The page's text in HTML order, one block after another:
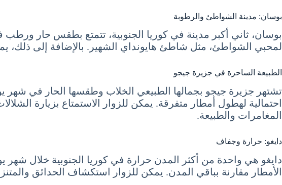
بوسان: مدينة الشواطئ والرطوبة
لمحبي الشواطئ، مثل شاطئ هايونداي الشهير. بالإضافة إلى ذلك،
الطبيعة الساحرة في جزيرة جيجو
احتمالية لهطول أمطار متفرقة. يمكن للزوار الاستمتاع بزيارة
المغامرات والطبيعة.
دايغو: حرارة وجفاف
الأمطار مقارنة بباقي المدن. يمكن للزوار استكشاف الحدائق